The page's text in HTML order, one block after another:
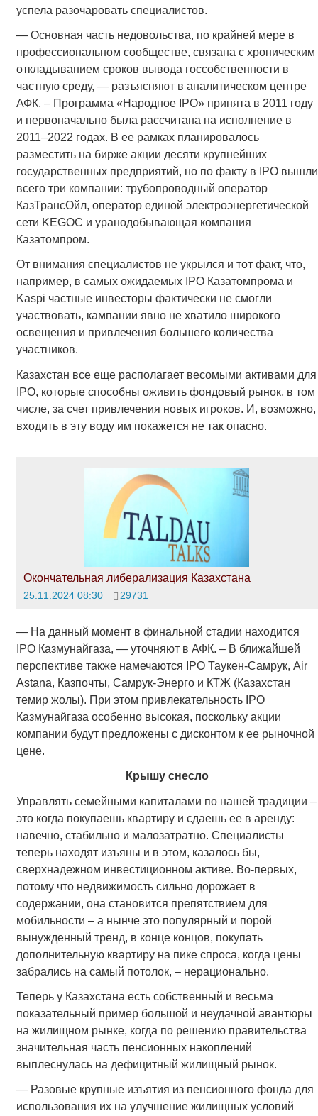
успела разочаровать специалистов.
— Основная часть недовольства, по крайней мере в
профессиональном сообществе, связана с хроническим
откладыванием сроков вывода госсобственности в
частную среду, — разъясняют в аналитическом центре
АФК. – Программа «Народное IPO» принята в 2011 году
и первоначально была рассчитана на исполнение в
2011–2022 годах. В ее рамках планировалось
разместить на бирже акции десяти крупнейших
государственных предприятий, но по факту в IPO вышли
всего три компании: трубопроводный оператор
КазТрансОйл, оператор единой электроэнергетической
сети KEGOC и уранодобывающая компания
Казатомпром.
От внимания специалистов не укрылся и тот факт, что,
например, в самых ожидаемых IPO Казатомпрома и
Kaspi частные инвесторы фактически не смогли
участвовать, кампании явно не хватило широкого
освещения и привлечения большего количества
участников.
Казахстан все еще располагает весомыми активами для
IPO, которые способны оживить фондовый рынок, в том
числе, за счет привлечения новых игроков. И, возможно,
входить в эту воду им покажется не так опасно.
Окончательная либерализация Казахстана
25.11.2024 08:30 29731
— На данный момент в финальной стадии находится
IPO Казмунайгаза, — уточняют в АФК. – В ближайшей
перспективе также намечаются IPO Таукен-Самрук, Air
Astana, Казпочты, Самрук-Энерго и КТЖ (Казахстан
темир жолы). При этом привлекательность IPO
Казмунайгаза особенно высокая, поскольку акции
компании будут предложены с дисконтом к ее рыночной
цене.
Крышу снесло
Управлять семейными капиталами по нашей традиции –
это когда покупаешь квартиру и сдаешь ее в аренду:
навечно, стабильно и малозатратно. Специалисты
теперь находят изъяны и в этом, казалось бы,
сверхнадежном инвестиционном активе. Во-первых,
потому что недвижимость сильно дорожает в
содержании, она становится препятствием для
мобильности – а нынче это популярный и порой
вынужденный тренд, в конце концов, покупать
дополнительную квартиру на пике спроса, когда цены
забрались на самый потолок, – нерационально.
Теперь у Казахстана есть собственный и весьма
показательный пример большой и неудачной авантюры
на жилищном рынке, когда по решению правительства
значительная часть пенсионных накоплений
выплеснулась на дефицитный жилищный рынок.
— Разовые крупные изъятия из пенсионного фонда для
использования их на улучшение жилищных условий